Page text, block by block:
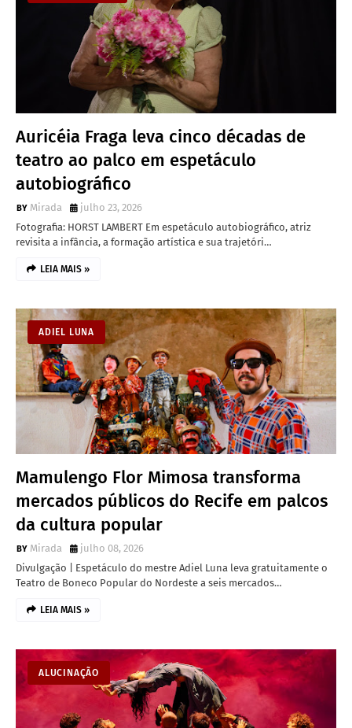
Auricéia Fraga leva cinco décadas de
teatro ao palco em espetáculo
autobiográfico
Mirada
julho 23, 2026
Fotografia: HORST LAMBERT Em espetáculo autobiográfico, atriz
revisita a infância, a formação artística e sua trajetóri…
LEIA MAIS »
ADIEL LUNA
Mamulengo Flor Mimosa transforma
mercados públicos do Recife em palcos
da cultura popular
Mirada
julho 08, 2026
Divulgação | Espetáculo do mestre Adiel Luna leva gratuitamente o
Teatro de Boneco Popular do Nordeste a seis mercados…
LEIA MAIS »
ALUCINAÇÃO